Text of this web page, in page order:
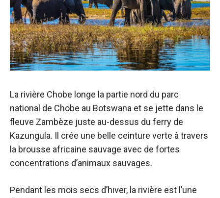
La rivière Chobe longe la partie nord du parc
national de Chobe au Botswana et se jette dans le
fleuve Zambèze juste au-dessus du ferry de
Kazungula. Il crée une belle ceinture verte à travers
la brousse africaine sauvage avec de fortes
concentrations d’animaux sauvages.
Pendant les mois secs d’hiver, la rivière est l’une